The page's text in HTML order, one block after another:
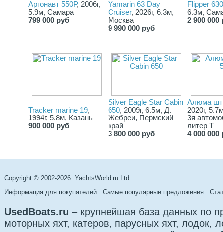
Аргонавт 550Р, 2006г,
5.9м, Самара
799 000 руб
Yamarin 63 Day
Cruiser, 2026г, 6.3м,
Москва
9 990 000 руб
Flipper
6.3м,
2 900 000
Tracker marine 19,
1994г, 5.8м, Казань
900 000 руб
Silver Eаgle Stаr Саbin
650, 2009г, 6.5м, Д.
Жебреи, Пермский
край
3 800 000 руб
Алюма
2020г,
3я
литер Т
4 000 000
Copyright © 2002-2026. YachtsWorld.ru Ltd.
Информация для покупателей
Самые популярные предложения
UsedBoats.ru – крупнейшая база данных по
моторных яхт, катеров, парусных яхт, лодок,